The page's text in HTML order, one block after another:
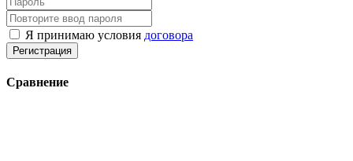
Я принимаю условия договора
Регистрация
Сравнение